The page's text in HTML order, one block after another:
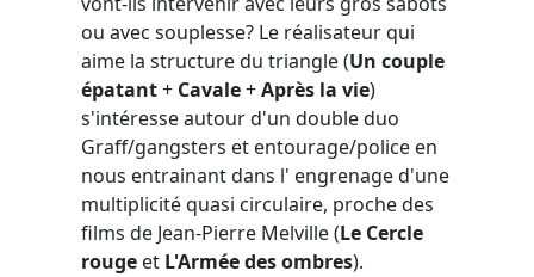
ou avec souplesse? Le réalisateur qui
aime la structure du triangle (Un couple
épatant+ Cavale+Après la vie)
s'intéresse autour d'un double duo
Graff/gangsters et entourage/police en
nous entrainant dans l' engrenage d'une
multiplicité quasi circulaire, proche des
films de Jean-Pierre Melville (Le Cercle
rouge et L'Armée des ombres).